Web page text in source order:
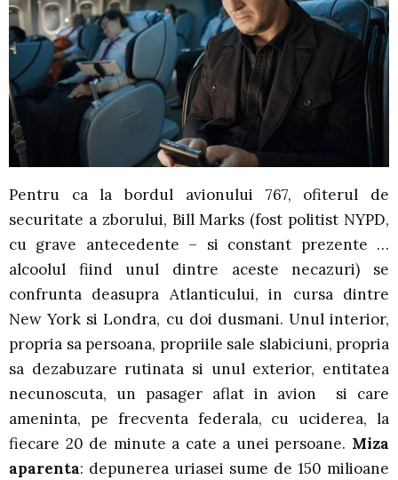
Pentru ca la bordul avionului 767, ofiterul de
securitate a zborului, Bill Marks (fost politist NYPD,
cu grave antecedente – si constant prezente …
alcoolul fiind unul dintre aceste necazuri) se
confrunta deasupra Atlanticului, in cursa dintre
New York si Londra, cu doi dusmani. Unul interior,
propria sa persoana, propriile sale slabiciuni, propria
sa dezabuzare rutinata si unul exterior, entitatea
necunoscuta, un pasager aflat in avion si care
ameninta, pe frecventa federala, cu uciderea, la
fiecare 20 de minute a cate a unei persoane. Miza
aparenta: depunerea uriasei sume de 150 milioane